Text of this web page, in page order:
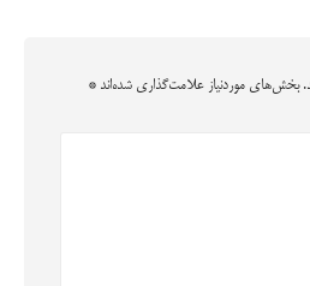
بخش‌های موردنیاز علامت‌گذاری شده‌اند *